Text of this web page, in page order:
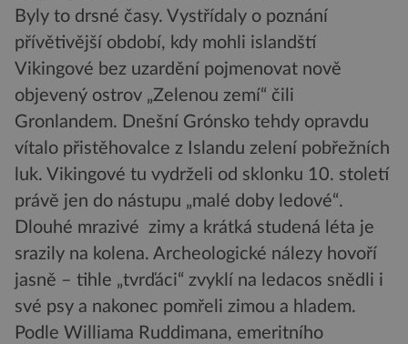
Byly to drsné časy. Vystřídaly o poznání
přívětivější období, kdy mohli islandští
Vikingové bez uzardění pojmenovat nově
objevený ostrov „Zelenou zemí“ čili
Gronlandem. Dnešní Grónsko tehdy opravdu
vítalo přistěhovalce z Islandu zelení pobřežních
luk. Vikingové tu vydrželi od sklonku 10. století
právě jen do nástupu „malé doby ledové“.
Dlouhé mrazivé zimy a krátká studená léta je
srazily na kolena. Archeologické nálezy hovoří
jasně – tihle „tvrďáci“ zvyklí na ledacos snědli i
své psy a nakonec pomřeli zimou a hladem.
Podle Williama Ruddimana, emeritního